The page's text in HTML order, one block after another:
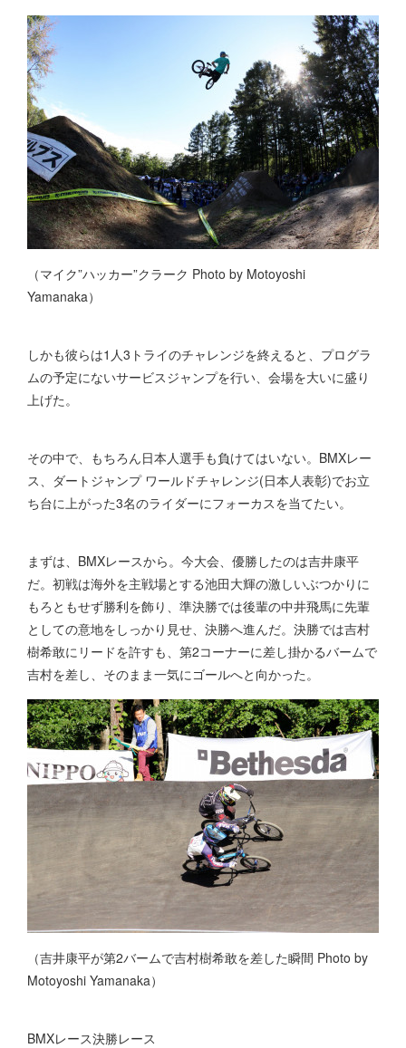
（マイク”ハッカー”クラーク Photo by Motoyoshi
Yamanaka）
しかも彼らは1人3トライのチャレンジを終えると、プログラ
ムの予定にないサービスジャンプを行い、会場を大いに盛り
上げた。
その中で、もちろん日本人選手も負けてはいない。BMXレー
ス、ダートジャンプ ワールドチャレンジ(日本人表彰)でお立
ち台に上がった3名のライダーにフォーカスを当てたい。
まずは、BMXレースから。今大会、優勝したのは吉井康平
だ。初戦は海外を主戦場とする池田大輝の激しいぶつかりに
もろともせず勝利を飾り、準決勝では後輩の中井飛馬に先輩
としての意地をしっかり見せ、決勝へ進んだ。決勝では吉村
樹希敢にリードを許すも、第2コーナーに差し掛かるバームで
吉村を差し、そのまま一気にゴールへと向かった。
（吉井康平が第2バームで吉村樹希敢を差した瞬間 Photo by
Motoyoshi Yamanaka）
BMXレース決勝レース